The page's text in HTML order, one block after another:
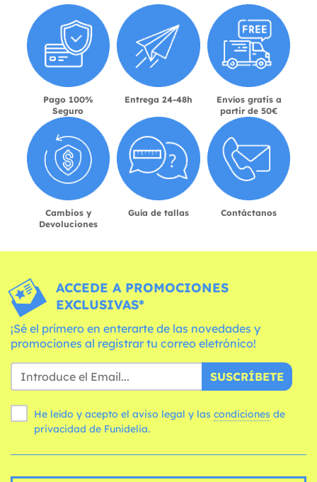
Pago 100%
Seguro
Entrega 24-48h
Envíos gratis a
partir de 50€
Cambios y
Devoluciones
Guía de tallas Contáctanos
ACCEDE A PROMOCIONES
EXCLUSIVAS*
¡Sé el primero en enterarte de las novedades y
promociones al registrar tu correo eletrónico!
SUSCRÍBETE
He leído y acepto el aviso legal y las condiciones
privacidad de Funidelia.